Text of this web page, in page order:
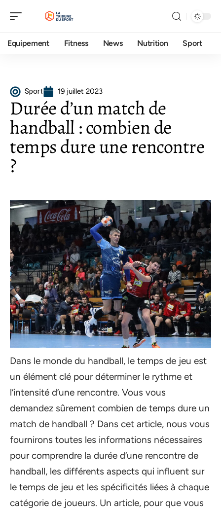
Equipement Fitness News Nutrition Sport
Sport 19 juillet 2023
Durée d’un match de
handball : combien de
temps dure une rencontre
?
Dans le monde du handball, le temps de jeu est
un élément clé pour déterminer le rythme et
l’intensité d’une rencontre. Vous vous
demandez sûrement combien de temps dure un
match de handball ? Dans cet article, nous vous
fournirons toutes les informations nécessaires
pour comprendre la durée d’une rencontre de
handball, les différents aspects qui influent sur
le temps de jeu et les spécificités liées à chaque
catégorie de joueurs. Un article, pour que vous